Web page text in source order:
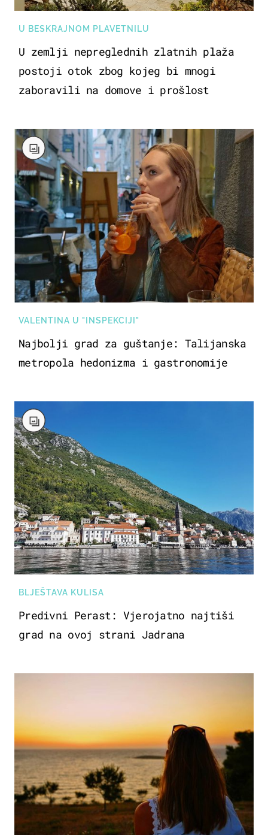
U BESKRAJNOM PLAVETNILU
U zemlji nepreglednih zlatnih plaža
postoji otok zbog kojeg bi mnogi
zaboravili na domove i prošlost
VALENTINA U "INSPEKCIJI"
Najbolji grad za guštanje: Talijanska
metropola hedonizma i gastronomije
BLJEŠTAVA KULISA
Predivni Perast: Vjerojatno najtiši
grad na ovoj strani Jadrana